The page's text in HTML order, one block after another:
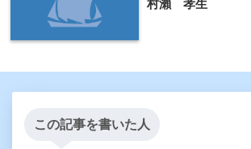
村瀨 孝生
この記事を書いた人